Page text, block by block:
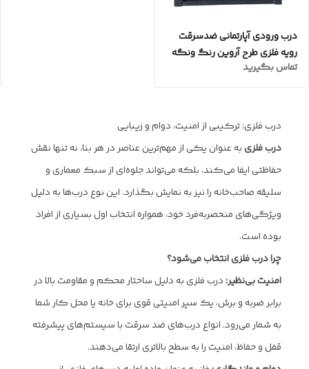
درب ورودی آپارتمانی ضدسرقت
رویه فلزی طرح آروین رنگ ونگه
تماس بگیرید
درب فلزی: ترکیبی از امنیت، دوام و زیبایی
درب فلزیبه عنوان یکی از مهم‌ترین عناصر در هر بنا، نه تنها نقش
حفاظتی ایفا می‌کند، بلکه می‌تواند جلوه‌ای از سبک معماری و
سلیقه صاحب‌خانه را نیز به نمایش بگذارد. این نوع درب‌ها به دلیل
ویژگی‌های منحصربه‌فرد خود، همواره انتخاب اول بسیاری از افراد
بوده است.
چرا درب فلزی انتخاب می‌شود؟
امنیت بی‌نظیر:درب فلزی به دلیل ساختار محکم و مقاومت بالا در
برابر ضربه و برش، یک سپر امنیتی قوی برای خانه یا محل کار شما
به شمار می‌رود. انواع درب‌های ضد سرقت با سیستم‌های پیشرفته
قفل و حفاظ، امنیت را به سطح بالاتری ارتقا می‌دهند.